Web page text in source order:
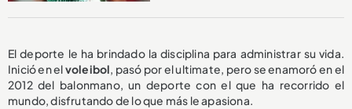
El deporte le ha brindado la disciplina para administrar su vida.
Inició en elvoleibol, pasó por el ultimate, pero se enamoró en el
2012 del balonmano, un deporte con el que ha recorrido el
mundo, disfrutando de lo que más le apasiona.